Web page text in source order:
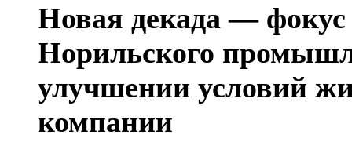
Новая декада — фокус
Норильского
улучшении условий
компании